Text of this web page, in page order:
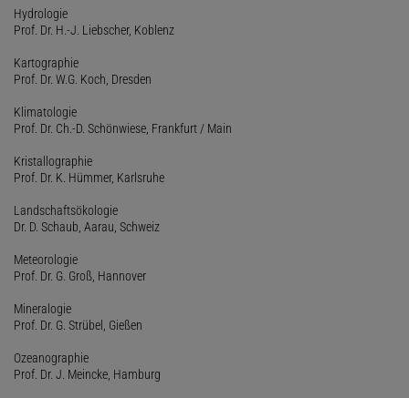
Hydrologie
Prof. Dr. H.-J. Liebscher, Koblenz
Kartographie
Prof. Dr. W.G. Koch, Dresden
Klimatologie
Prof. Dr. Ch.-D. Schönwiese, Frankfurt / Main
Kristallographie
Prof. Dr. K. Hümmer, Karlsruhe
Landschaftsökologie
Dr. D. Schaub, Aarau, Schweiz
Meteorologie
Prof. Dr. G. Groß, Hannover
Mineralogie
Prof. Dr. G. Strübel, Gießen
Ozeanographie
Prof. Dr. J. Meincke, Hamburg